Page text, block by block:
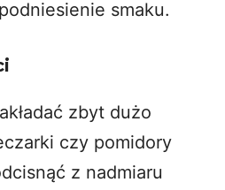
smaku.
zbyt dużo
czy pomidory
z nadmiaru